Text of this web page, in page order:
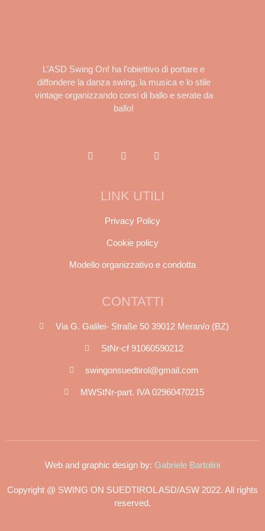
L’ASD Swing On! ha l’obiettivo di portare e
diffondere la danza swing, la musica e lo stile
vintage organizzando corsi di ballo e serate da
ballo!
LINK UTILI
Privacy Policy
Cookie policy
Modello organizzativo e condotta
CONTATTI
Via G. Galilei- Straße 50 39012 Meran/o (BZ)
StNr-cf 91060590212
swingonsuedtirol@gmail.com
MWStNr-part. IVA 02960470215
Web and graphic design by: Gabriele Bartolini
Copyright @ SWING ON SUEDTIROL ASD/ASW 2022. All rights
reserved.